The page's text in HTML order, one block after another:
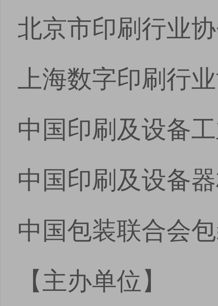
北京市印刷行业
上海数字印刷行
中国印刷及设备
中国印刷及设备
中国包装联合会
【主办单位】